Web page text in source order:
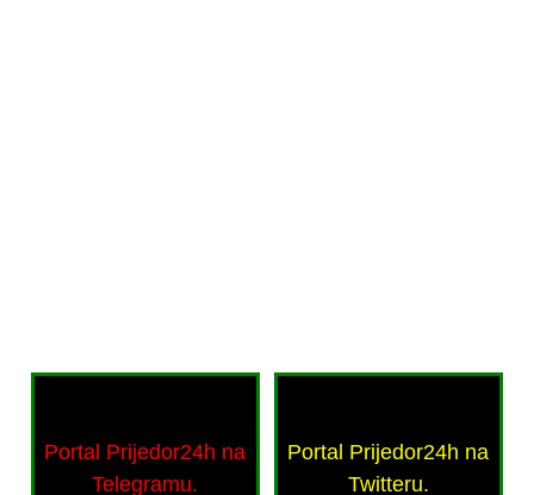
Portal Prijedor24h na
Telegramu.
Portal Prijedor24h na
Twitteru.